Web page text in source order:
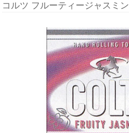
コルツ フルーティージャスミン